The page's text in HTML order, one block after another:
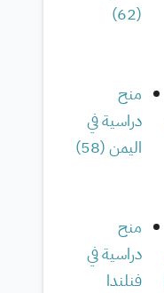
(
62
)
منح
دراسية في
اليمن(
58
)
منح
دراسية في
فنلندا